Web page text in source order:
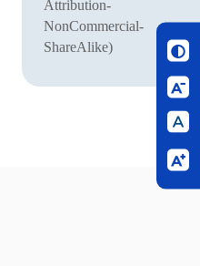
Attribution-
NonCommercial-
ShareAlike)